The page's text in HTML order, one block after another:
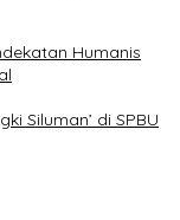
Humanis
Siluman’ di SPBU